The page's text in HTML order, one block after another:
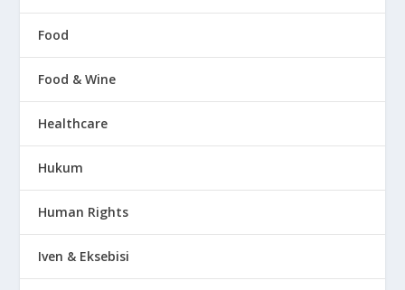
Food
Food & Wine
Healthcare
Hukum
Human Rights
Iven & Eksebisi